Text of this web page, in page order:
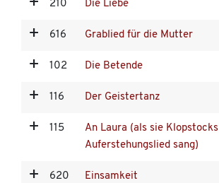
210 Die Liebe
616 Grablied für die Mutter
102 Die Betende
116 Der Geistertanz
115
An Laura (als sie Klopstocks
Auferstehungslied sang)
620 Einsamkeit